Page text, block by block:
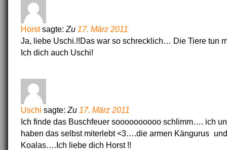
Horstsagte: Zu 17. März 2011
Ja, liebe Uschi.!!Das war so schrecklich… Die Tiere tun
Ich dich auch Uschi!
Uschi sagte: Zu 17. März 2011
Ich finde das Buschfeuer soooooooooo schlimm…. ich
haben das selbst miterlebt <3….die armen Kängurus
Koalas….Ich liebe dich Horst !!